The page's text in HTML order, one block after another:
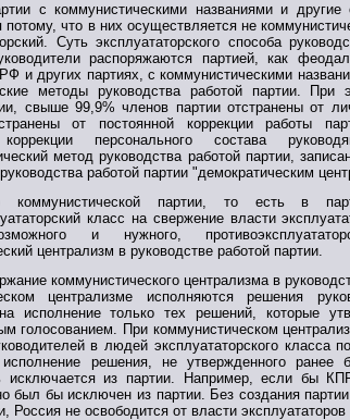
с коммунистическими названиями и другие
потому, что в них осуществляется не
Суть эксплуататорского способа
распоряжаются партией, как
и других партиях, с коммунистическими
методы руководства работой партии. При
свыше 99,9% членов партии отстранены от
от постоянной коррекции работы
коррекции персонального состава
метод руководства работой партии,
работой партии "демократическим
коммунистической партии, то есть в
класс на свержение власти
и нужного,
централизм в руководстве работой партии.
коммунистического централизма в
централизме исполняются решения
исполнение только тех решений, которые
голосованием. При коммунистическом
в людей эксплуататорского класса
решения, не утвержденного ранее
исключается из партии. Например, если бы
был бы исключен из партии. Без создания
Россия не освободится от власти эксплуататоров